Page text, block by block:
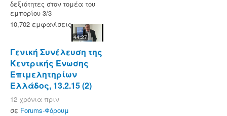
δεξιότητες στον τομέα του
εμπορίου 3/3
10,702 εμφανίσεις
44:27
Γενική Συνέλευση της
Κεντρικής Ένωσης
Επιμελητηρίων
Ελλάδος, 13.2.15 (2)
12 χρόνια πριν
σε Forums-Φόρουμ